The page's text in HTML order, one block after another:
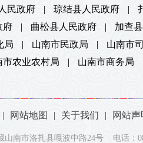
民政府 | 琼结县人民政府 |
府 | 曲松县人民政府 | 加查
局 | 山南市民政局 | 山南市
市农业农村局 | 山南市商务局
| 网站地图 | 关于我们 | 网站声
南市洛扎县嘎波中路24号 电话：